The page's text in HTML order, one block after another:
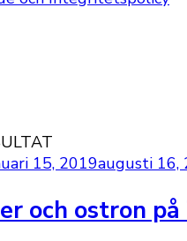
15, 2019augusti 16,
och ostron